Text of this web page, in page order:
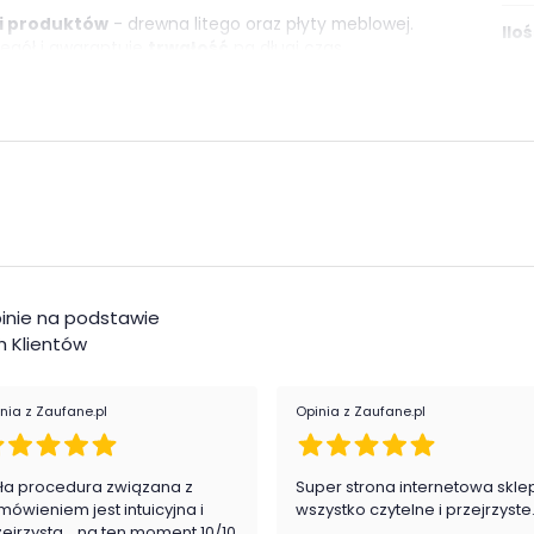
produktów - drewna litego oraz płyty meblowej.
i gwarantuje
wnętrzu mebla znajdują siędwa drążki oraz
na podstawie
Klientów
z Zaufane.pl
procedura związana z
jest intuicyjna i
Opinia z Zaufane.pl
Super strona internetowa
wszystko czytelne i przejrzyste.